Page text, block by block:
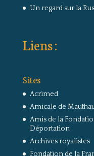
Un regard sur la
Liens :
Sites
Acrimed
Amicale de
Amis de la
Déportation
Archives royalistes
Fondation de la